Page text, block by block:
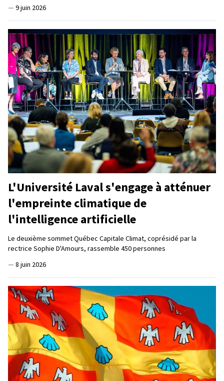
— 9 juin 2026
L'Université Laval s'engage à atténuer
l'empreinte climatique de
l'intelligence artificielle
Le deuxième sommet Québec Capitale Climat, coprésidé par la
rectrice Sophie D'Amours, rassemble 450 personnes
— 8 juin 2026